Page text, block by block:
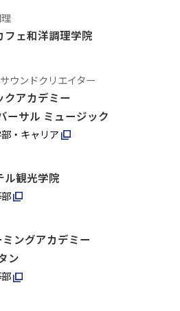
ェ和洋調理学院
ウンドクリエイター
クアカデミー
ーサル ミュージック
・キャリア
ル観光学院
ングアカデミー
ン